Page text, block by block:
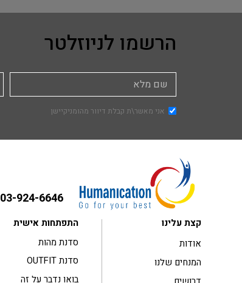
הרשמו לניוזלטר
אני מאשר\ת קבלת דיוור מהומניקיישן
03-924-6646
קצת עלינו
אודות
המנחים שלנו
התפתחות אישית
סדנת מהות
סדנת OUTFIT
בואו נדבר על זה